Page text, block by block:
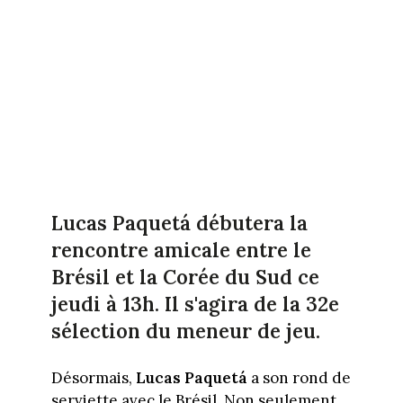
Lucas Paquetá débutera la
rencontre amicale entre le
Brésil et la Corée du Sud ce
jeudi à 13h. Il s'agira de la 32e
sélection du meneur de jeu.
Désormais, Lucas Paquetá a son rond de